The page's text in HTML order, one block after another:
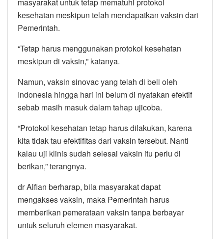
kesehatan meskipun telah mendapatkan vaksin dari
Pemerintah.
“Tetap harus menggunakan protokol kesehatan
meskipun di vaksin,” katanya.
Namun, vaksin sinovac yang telah di beli oleh
Indonesia hingga hari ini belum di nyatakan efektif
sebab masih masuk dalam tahap ujicoba.
“Protokol kesehatan tetap harus dilakukan, karena
kita tidak tau efektifitas dari vaksin tersebut. Nanti
kalau uji klinis sudah selesai vaksin itu perlu di
berikan,” terangnya.
dr Alfian berharap, bila masyarakat dapat
mengakses vaksin, maka Pemerintah harus
memberikan pemerataan vaksin tanpa berbayar
untuk seluruh elemen masyarakat.